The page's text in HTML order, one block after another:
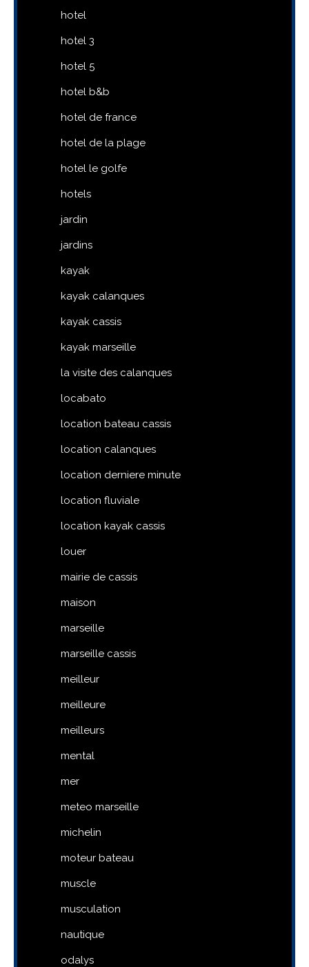
hotel
hotel 3
hotel 5
hotel b&b
hotel de france
hotel de la plage
hotel le golfe
hotels
jardin
jardins
kayak
kayak calanques
kayak cassis
kayak marseille
la visite des calanques
locabato
location bateau cassis
location calanques
location derniere minute
location fluviale
location kayak cassis
louer
mairie de cassis
maison
marseille
marseille cassis
meilleur
meilleure
meilleurs
mental
mer
meteo marseille
michelin
moteur bateau
muscle
musculation
nautique
odalys